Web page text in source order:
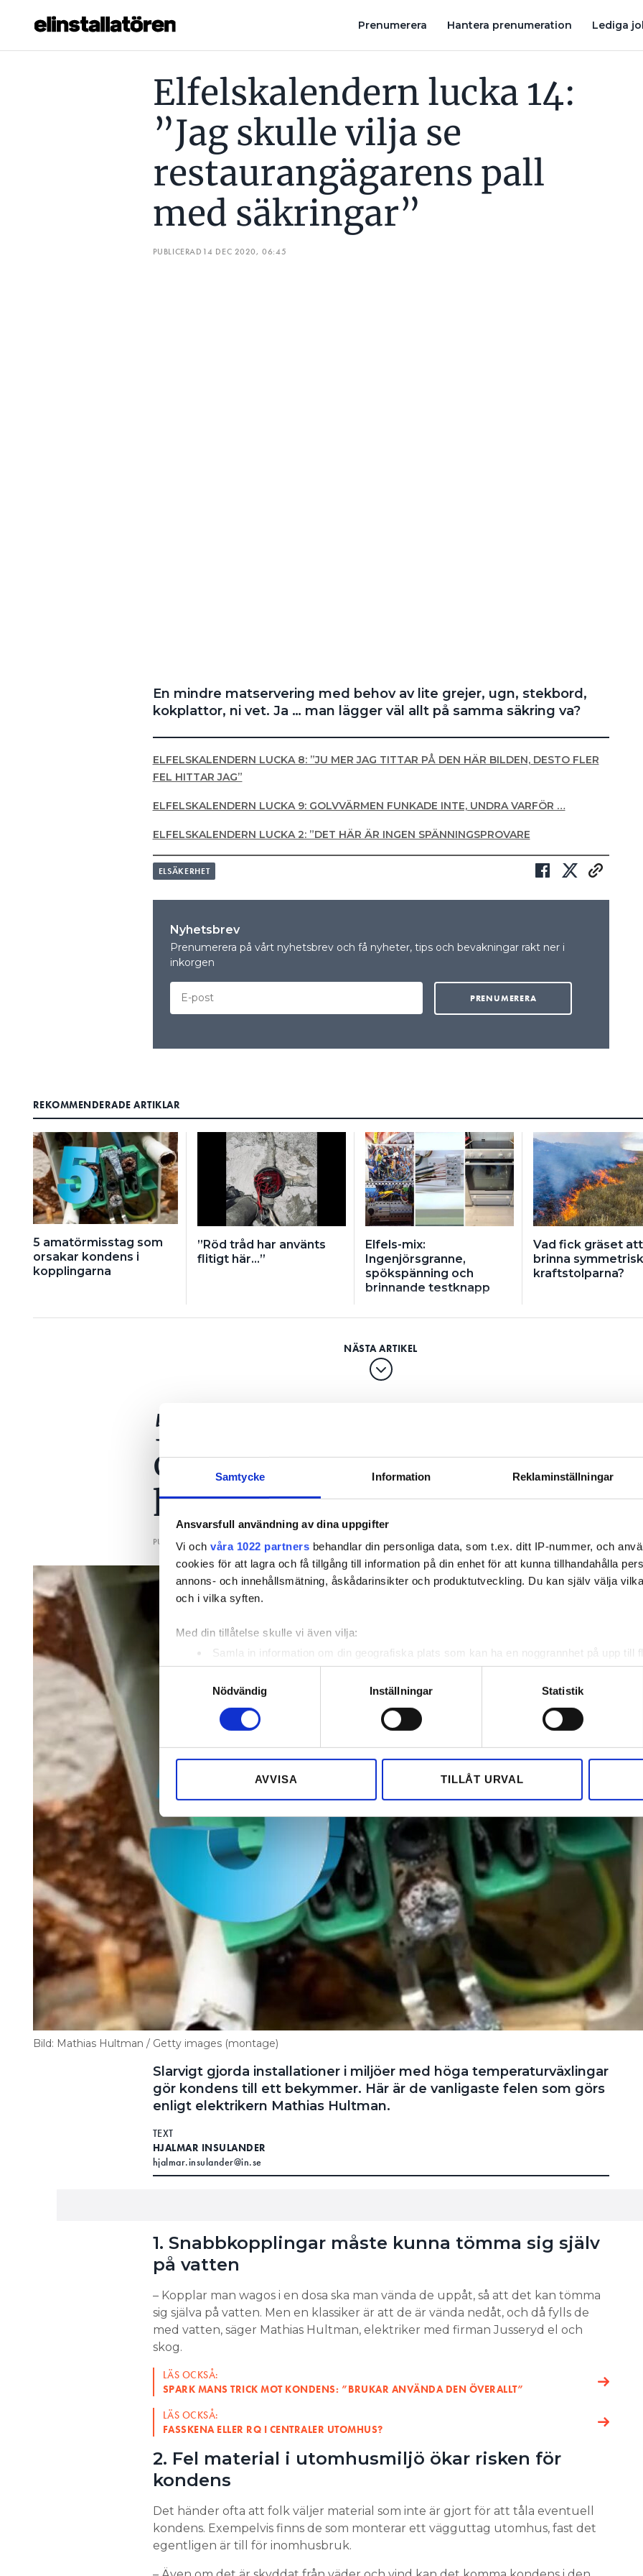
Samtycke Information Reklaminställningar
Ansvarsfull användning av dina uppgifter
Vi och våra 1022 partners behandlar din personliga data, som t.ex. ditt IP-nummer, och
cookies för att lagra och få tillgång till information på din enhet för att kunna tillhandahålla
annons- och innehållsmätning, åskådarinsikter och produktutveckling. Du kan själv välja
och i vilka syften.
Med din tillåtelse skulle vi även vilja:
Samla in information om din geografiska plats som kan ha en noggrannhet på upp till
Identifiera din enhet genom att aktivt skanna den för specifika kännetecken
Ta reda på mer om hur dina personliga uppgifter behandlas och ställ in dina preferenser i
eller dra tillbaka ditt samtycke när som helst från cookie-förklaringen.
sociala medier och analysera vår trafik. Vi vidarebefordrar även sådana identifierare och
till de sociala medier och annons- och analysföretag som vi samarbetar med. Dessa kan i
Nödvändig
Inställningar Statistik
AVVISA TILLÅT URVAL
Prenumerera Hantera prenumeration Lediga
Hantera prenumeration
Elfelskalendern lucka 14:
”Jag skulle vilja se
restaurangägarens pall
med säkringar”
PUBLICERAD 14 DEC 2020, 06:45
En mindre matservering med behov av lite grejer, ugn, stekbord,
kokplattor, ni vet. Ja … man lägger väl allt på samma säkring va?
ELFELSKALENDERN LUCKA 8: ”JU MER JAG TITTAR PÅ DEN HÄR BILDEN, DESTO FLER
FEL HITTAR JAG”
ELFELSKALENDERN LUCKA 9: GOLVVÄRMEN FUNKADE INTE, UNDRA VARFÖR …
ELFELSKALENDERN LUCKA 2: ”DET HÄR ÄR INGEN SPÄNNINGSPROVARE
ELSÄKERHET
Nyhetsbrev
Prenumerera på vårt nyhetsbrev och få nyheter, tips och bevakningar rakt ner i
inkorgen
REKOMMENDERADE ARTIKLAR
5 amatörmisstag som
orsakar kondens i
kopplingarna
”Röd tråd har använts
flitigt här…”
Elfels-mix:
Ingenjörsgranne,
spökspänning och
brinnande testknapp
Vad fick gräset att
brinna
kraftstolparna?
5 amatörmisstag som
orsakar kondens i
kopplingarna
PUBLICERAD3 AUG 2026, 05:00| UPPDATERAD 31 JUL 2026
Bild: Mathias Hultman / Getty images (montage)
Slarvigt gjorda installationer i miljöer med höga temperaturväxlingar
gör kondens till ett bekymmer. Här är de vanligaste felen som görs
enligt elektrikern Mathias Hultman.
TEXT
HJALMAR INSULANDER
hjalmar.insulander@in.se
1. Snabbkopplingar måste kunna tömma sig själv
på vatten
– Kopplar man wagos i en dosa ska man vända de uppåt, så att det kan tömma
sig själva på vatten. Men en klassiker är att de är vända nedåt, och då fylls de
med vatten, säger Mathias Hultman, elektriker med firman Jusseryd el och
skog.
LÄS OCKSÅ:
SPARK MANS TRICK MOT KONDENS: ”BRUKAR ANVÄNDA DEN ÖVERALLT”
LÄS OCKSÅ:
FASSKENA ELLER RQ I CENTRALER UTOMHUS?
2. Fel material i utomhusmiljö ökar risken för
kondens
Det händer ofta att folk väljer material som inte är gjort för att tåla eventuell
kondens. Exempelvis finns de som monterar ett vägguttag utomhus, fast det
egentligen är till för inomhusbruk.
ELFELSKALENDERN LUCKA 14: ”JAG SKULLE VILJA SE RESTAURANGÄGARENS PALL MED SÄKRINGAR” 5